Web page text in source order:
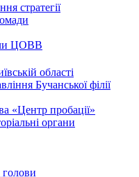
стратегії
ЦОВВ
області
Бучанської філії
«Центр пробації»
органи